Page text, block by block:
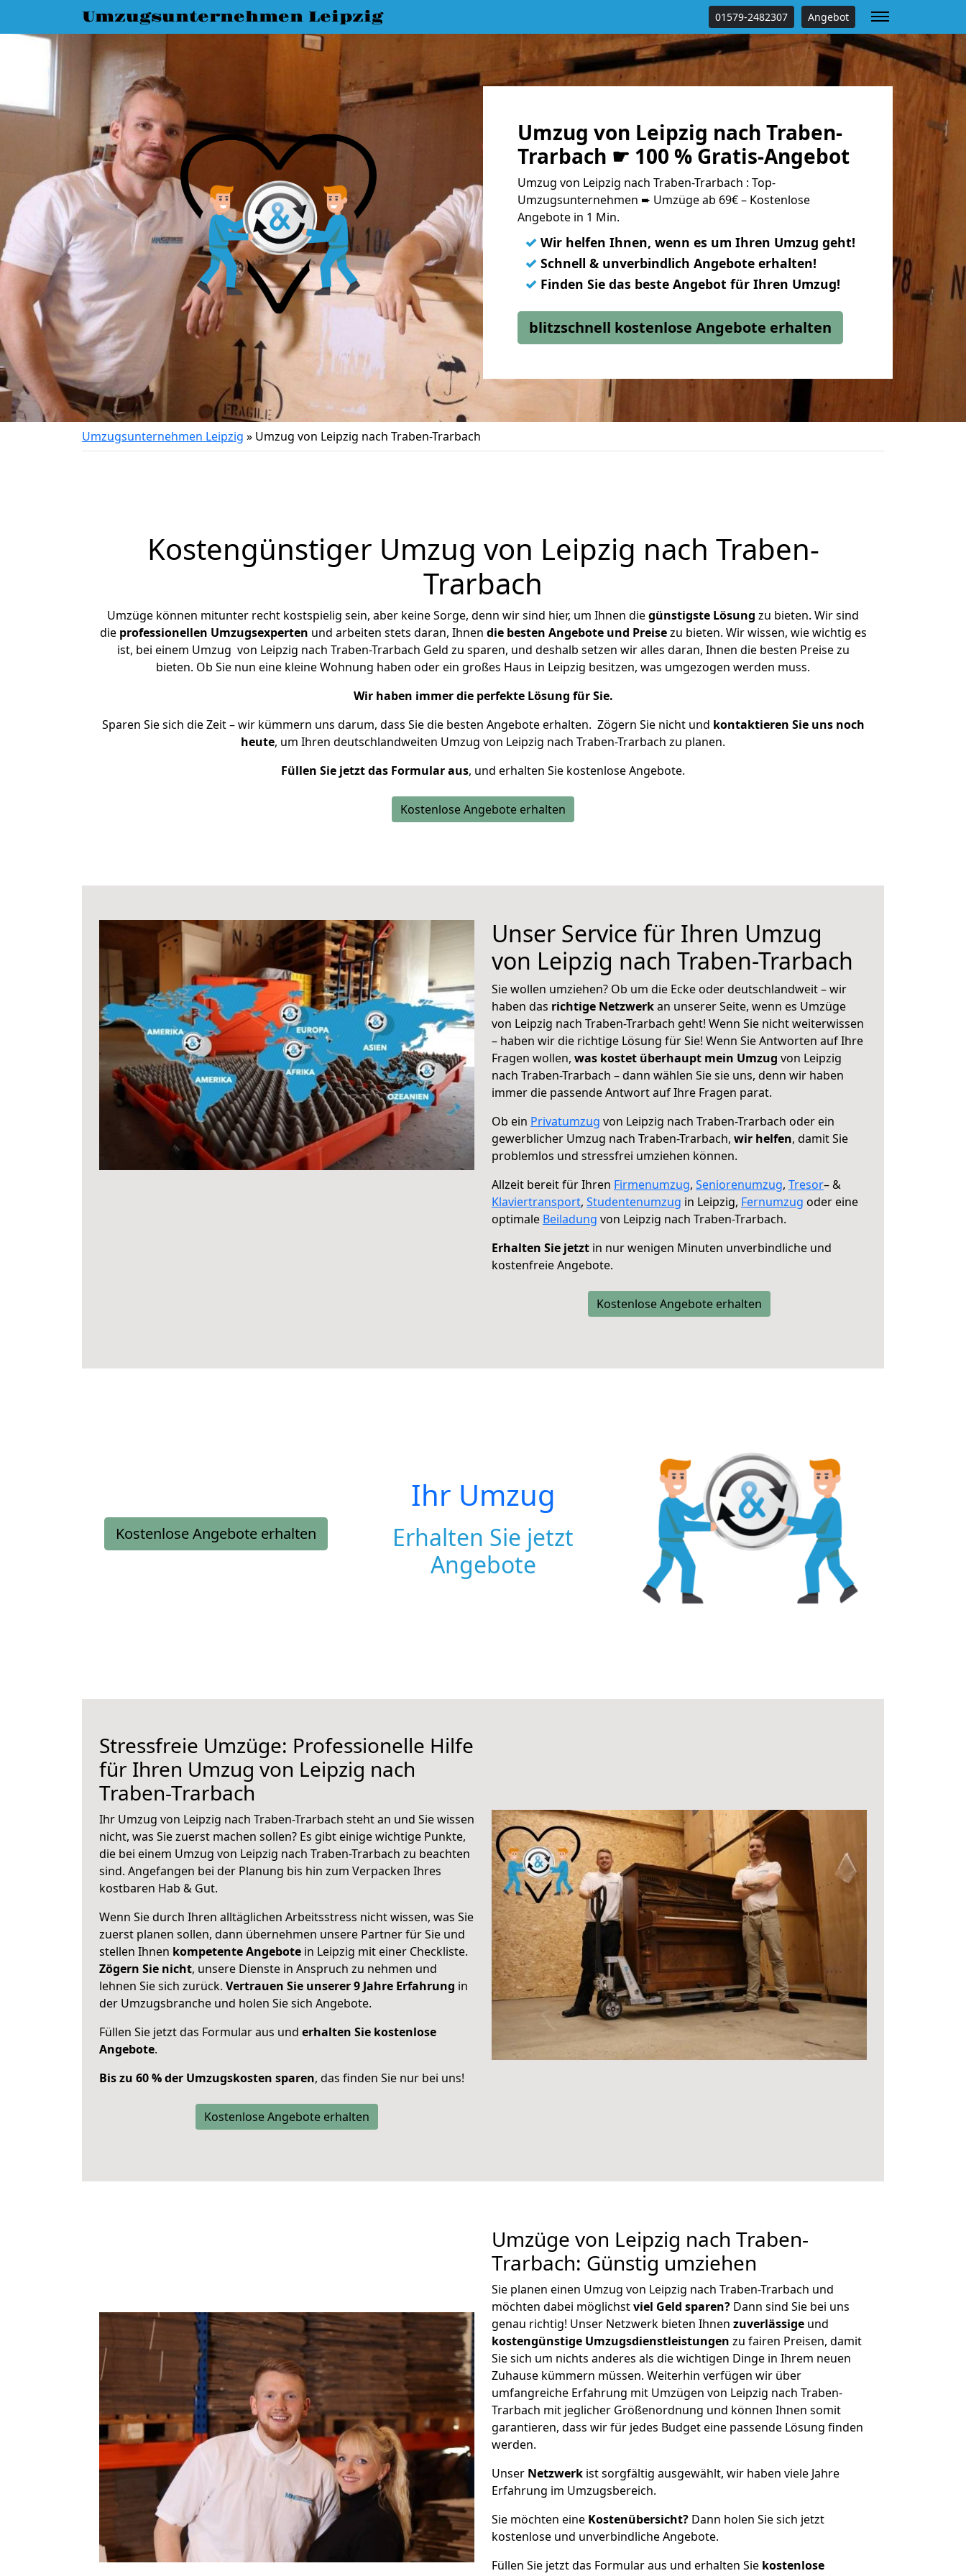
Umzugsunternehmen Leipzig 01579-2482307 Angebot
Umzug von Leipzig nach Traben-
Trarbach ☛ 100 % Gratis-Angebot
Umzug von Leipzig nach Traben-Trarbach : Top-
Umzugsunternehmen ➨ Umzüge ab 69€ – Kostenlose
Angebote in 1 Min.
✓ Wir helfen Ihnen, wenn es um Ihren Umzug geht!
✓ Schnell & unverbindlich Angebote erhalten!
✓ Finden Sie das beste Angebot für Ihren Umzug!
blitzschnell kostenlose Angebote erhalten
Umzugsunternehmen Leipzig » Umzug von Leipzig nach Traben-Trarbach
Kostengünstiger Umzug von Leipzig nach Traben-
Trarbach
Umzüge können mitunter recht kostspielig sein, aber keine Sorge, denn wir sind hier, um Ihnen diegünstigste Lösung zu bieten. Wir sind
die professionellen Umzugsexperten und arbeiten stets daran, Ihnen die besten Angebote und Preisezu bieten. Wir wissen, wie wichtig es
ist, bei einem Umzug von Leipzig nach Traben-Trarbach Geld zu sparen, und deshalb setzen wir alles daran, Ihnen die besten Preise zu
bieten. Ob Sie nun eine kleine Wohnung haben oder ein großes Haus in Leipzig besitzen, was umgezogen werden muss.
Wir haben immer die perfekte Lösung für Sie.
Sparen Sie sich die Zeit – wir kümmern uns darum, dass Sie die besten Angebote erhalten. Zögern Sie nicht und kontaktieren Sie uns noch
heute, um Ihren deutschlandweiten Umzug von Leipzig nach Traben-Trarbach zu planen.
Füllen Sie jetzt das Formular aus, und erhalten Sie kostenlose Angebote.
Kostenlose Angebote erhalten
Unser Service für Ihren Umzug
von Leipzig nach Traben-Trarbach
Sie wollen umziehen? Ob um die Ecke oder deutschlandweit – wir
haben das richtige Netzwerkan unserer Seite, wenn es Umzüge
von Leipzig nach Traben-Trarbach geht! Wenn Sie nicht weiterwissen
– haben wir die richtige Lösung für Sie! Wenn Sie Antworten auf Ihre
Fragen wollen, was kostet überhaupt mein Umzug von Leipzig
nach Traben-Trarbach – dann wählen Sie sie uns, denn wir haben
immer die passende Antwort auf Ihre Fragen parat.
Ob ein Privatumzug von Leipzig nach Traben-Trarbach oder ein
gewerblicher Umzug nach Traben-Trarbach, wir helfen, damit Sie
problemlos und stressfrei umziehen können.
Allzeit bereit für Ihren Firmenumzug, Seniorenumzug, Tresor– &
Klaviertransport, Studentenumzug in Leipzig, Fernumzug oder eine
optimale Beiladung von Leipzig nach Traben-Trarbach.
Erhalten Sie jetzt in nur wenigen Minuten unverbindliche und
kostenfreie Angebote.
Kostenlose Angebote erhalten
Kostenlose Angebote erhalten
Ihr Umzug
Erhalten Sie jetzt
Angebote
Stressfreie Umzüge: Professionelle Hilfe
für Ihren Umzug von Leipzig nach
Traben-Trarbach
Ihr Umzug von Leipzig nach Traben-Trarbach steht an und Sie wissen
nicht, was Sie zuerst machen sollen? Es gibt einige wichtige Punkte,
die bei einem Umzug von Leipzig nach Traben-Trarbach zu beachten
sind. Angefangen bei der Planung bis hin zum Verpacken Ihres
kostbaren Hab & Gut.
Wenn Sie durch Ihren alltäglichen Arbeitsstress nicht wissen, was Sie
zuerst planen sollen, dann übernehmen unsere Partner für Sie und
stellen Ihnen kompetente Angebote in Leipzig mit einer Checkliste.
Zögern Sie nicht, unsere Dienste in Anspruch zu nehmen und
lehnen Sie sich zurück. Vertrauen Sie unserer 9 Jahre Erfahrung in
der Umzugsbranche und holen Sie sich Angebote.
Füllen Sie jetzt das Formular aus und erhalten Sie kostenlose
Angebote.
Bis zu 60 % der Umzugskosten sparen, das finden Sie nur bei uns!
Kostenlose Angebote erhalten
Umzüge von Leipzig nach Traben-
Trarbach: Günstig umziehen
Sie planen einen Umzug von Leipzig nach Traben-Trarbach und
möchten dabei möglichstviel Geld sparen? Dann sind Sie bei uns
genau richtig! Unser Netzwerk bieten Ihnen zuverlässige und
kostengünstige Umzugsdienstleistungen zu fairen Preisen, damit
Sie sich um nichts anderes als die wichtigen Dinge in Ihrem neuen
Zuhause kümmern müssen. Weiterhin verfügen wir über
umfangreiche Erfahrung mit Umzügen von Leipzig nach Traben-
Trarbach mit jeglicher Größenordnung und können Ihnen somit
garantieren, dass wir für jedes Budget eine passende Lösung finden
werden.
Unser Netzwerk ist sorgfältig ausgewählt, wir haben viele Jahre
Erfahrung im Umzugsbereich.
Sie möchten eine Kostenübersicht? Dann holen Sie sich jetzt
kostenlose und unverbindliche Angebote.
Füllen Sie jetzt das Formular aus und erhalten Sie kostenlose